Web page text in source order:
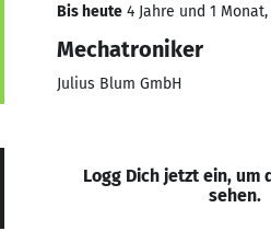
Bis heute 4 Jahre und 1
Mechatroniker
Julius Blum GmbH
Logg Dich jetzt ein, um
sehen.